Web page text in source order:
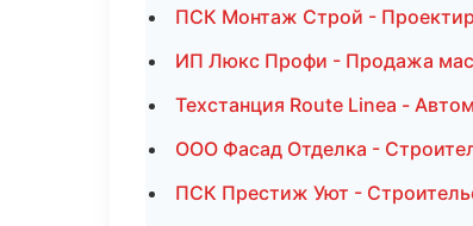
ПСК Монтаж Строй -
ИП Люкс Профи - Продажа
Техстанция Route Linea -
ООО Фасад Отделка -
ПСК Престиж Уют -